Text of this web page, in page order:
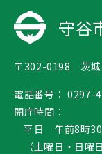
守谷
〒302-0198 茨城
電話番号： 0297-
開庁時間：
平日 午前8時
（土曜日・日曜